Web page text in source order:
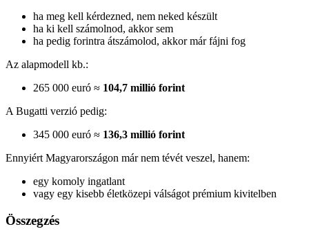
ha meg kell kérdezned, nem neked készült
ha ki kell számolnod, akkor sem
ha pedig forintra átszámolod, akkor már fájni fog
Az alapmodell kb.:
265 000 euró ≈ 104,7 millió forint
A Bugatti verzió pedig:
345 000 euró ≈ 136,3 millió forint
Ennyiért Magyarországon már nem tévét veszel, hanem:
egy komoly ingatlant
vagy egy kisebb életközepi válságot prémium kivitelben
Összegzés